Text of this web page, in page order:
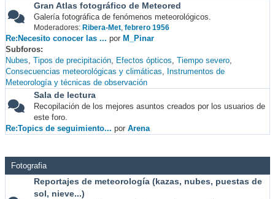
Gran Atlas fotográfico de Meteored
Galería fotográfica de fenómenos meteorológicos.
Moderadores: Ribera-Met, febrero 1956
Re:Necesito conocer las ... por M_Pinar
Subforos
Nubes Tipos de precipitación Efectos ópticos Tiempo severo
Consecuencias meteorológicas y climáticas
Instrumentos de
Meteorología y técnicas de observación
Sala de lectura
Recopilación de los mejores asuntos creados por los usuarios de
este foro.
Re:Topics de seguimiento... por Arena
Fotografia
Reportajes de meteorología (kazas, nubes, puestas de
sol, nieve...)